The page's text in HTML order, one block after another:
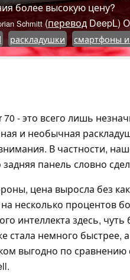
более высокую цену?
Schmitt (перевод DeepL)
раскладушки смартфоны и
70 - это всего лишь
и необычная
В частности,
задняя панель словно
цена выросла без
несколько процентов
интеллекта здесь,
стала немного быстрее,
выгодно по сравнению